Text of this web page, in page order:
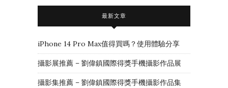
最新文章
iPhone 14 Pro Max值得買嗎？使用體驗分享
攝影展推薦 – 劉偉鎮國際得獎手機攝影作品展
攝影集推薦 – 劉偉鎮國際得獎手機攝影作品集